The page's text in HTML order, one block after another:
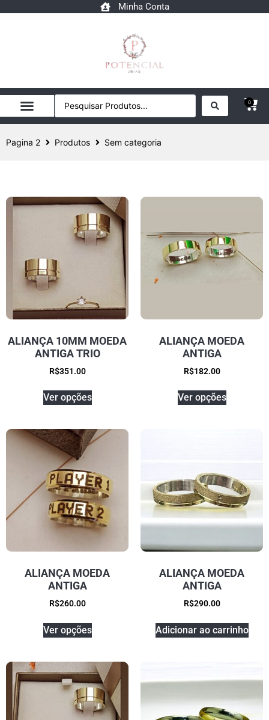
Minha Conta
0
Pagina 2 Produtos Sem categoria
ALIANÇA 10MM MOEDA
ANTIGA TRIO
R$351.00
Ver opções
ALIANÇA MOEDA
ANTIGA
R$182.00
Ver opções
ALIANÇA MOEDA
ANTIGA
R$260.00
Ver opções
ALIANÇA MOEDA
ANTIGA
R$290.00
Adicionar ao carrinho